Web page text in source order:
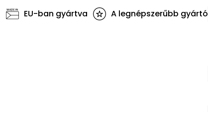
EU-ban gyártva A legnépszerűbb gyártó